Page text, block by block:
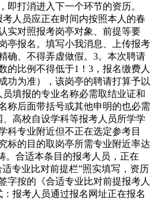
即打消进入下一个环节的资历。
人员应正在时间内按照本人的春
实对照报考岗亭对象、前提等要
亭报名。填写小我消息、上传报考
确、不得弄虚做假。3。本次聘请
的比例不得低于1！3，报名缴费人
功为准），该岗亭的聘请打算予以
填报的专业名称必需取结业证和
称后面带括号或其他申明的也必需
高校自设学科等报考人员所学学
科专业附近但不正在选定参考目
标的目的取岗亭所需专业附近率达
。合适本条目的报考人员，正在
适专业比对前提栏”照实填写，资历
字按的《合适专业比对前提报考人
报考人员通过报名网址正在报名